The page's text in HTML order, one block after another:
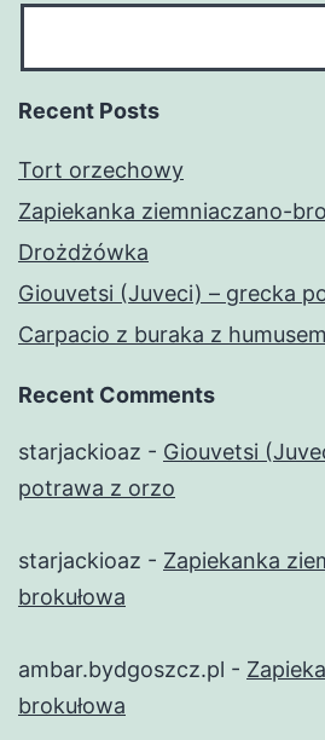
Recent Posts
Tort orzechowy
Zapiekanka ziemniaczano-
Drożdżówka
Giouvetsi (Juveci) – grecka
Carpacio z buraka z humusem
Recent Comments
starjackioaz - Giouvetsi
potrawa z orzo
starjackioaz - Zapiekanka
brokułowa
ambar.bydgoszcz.pl -
brokułowa